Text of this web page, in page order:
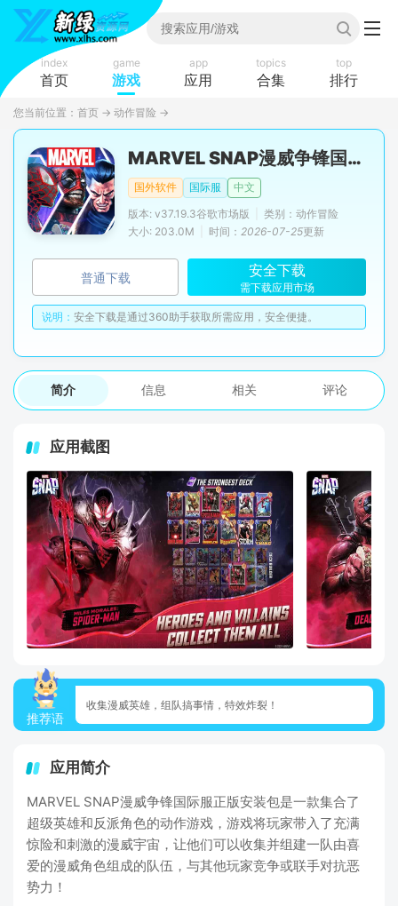
index
首页
game
游戏
app
应用
topics
合集
top
排行
您当前位置： 首页 → 动作冒险 →
MARVEL SNAP漫威争锋国际服正版安装包
国外软件 国际服
中文
版本: v37.19.3谷歌市场版
类别：动作冒险
大小: 203.0M
时间： 2026-07-25更新
普通下载 安全下载
需下载应用市场
说明： 安全下载是通过360助手获取所需应用，安全便捷。
简介 信息 相关 评论
应用截图
推荐语
收集漫威英雄，组队搞事情，特效炸裂！
应用简介
MARVEL SNAP漫威争锋国际服正版安装包是一款集合了
超级英雄和反派角色的动作游戏，游戏将玩家带入了充满
惊险和刺激的漫威宇宙，让他们可以收集并组建一队由喜
爱的漫威角色组成的队伍，与其他玩家竞争或联手对抗恶
势力！